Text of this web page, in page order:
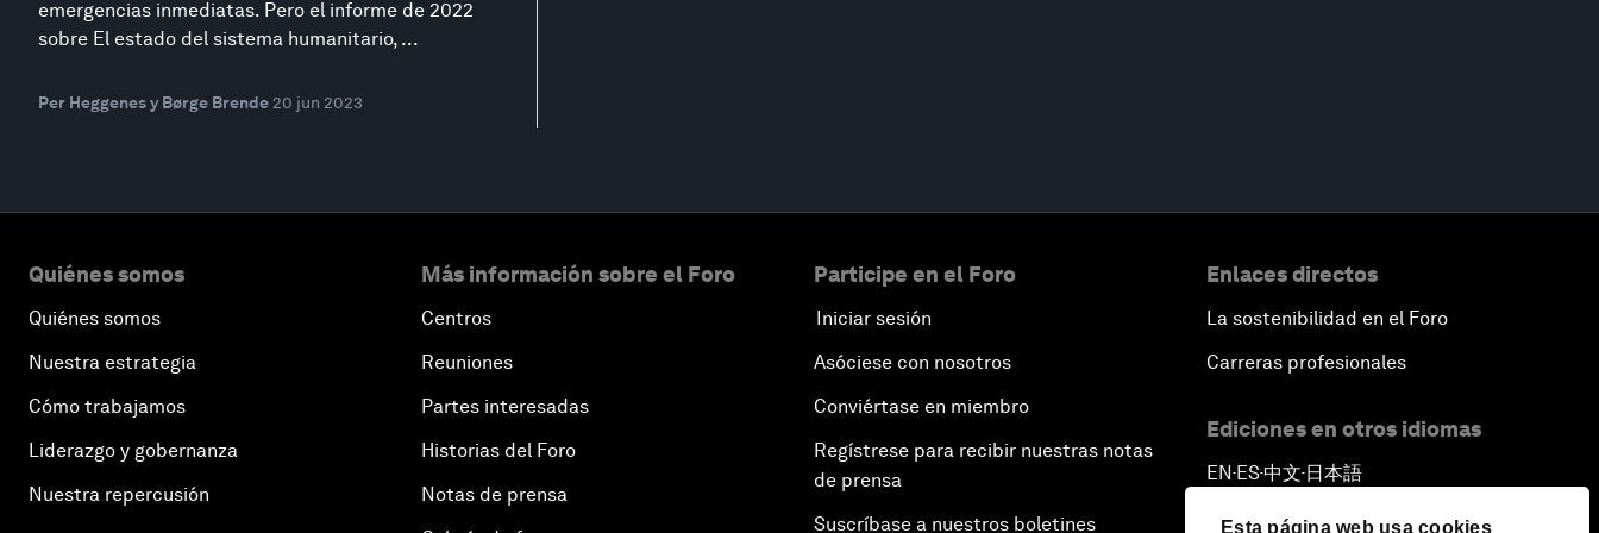
Esta página web usa cookies
emergencias inmediatas. Pero el informe de 2022
sobre El estado del sistema humanitario, ...
Per Heggenes y Børge Brende 20 jun 2023
Quiénes somos
Quiénes somos
Nuestra estrategia
Cómo trabajamos
Liderazgo y gobernanza
Nuestra repercusión
Más información sobre el Foro
Centros
Reuniones
Partes interesadas
Historias del Foro
Notas de prensa
Participe en el Foro
Iniciar sesión
Asóciese con nosotros
Conviértase en miembro
Regístrese para recibir nuestras notas
de prensa
Suscríbase a nuestros boletines
Enlaces directos
La sostenibilidad en el Foro
Carreras profesionales
Ediciones en otros idiomas
EN ▪ES▪中文▪ 日本語